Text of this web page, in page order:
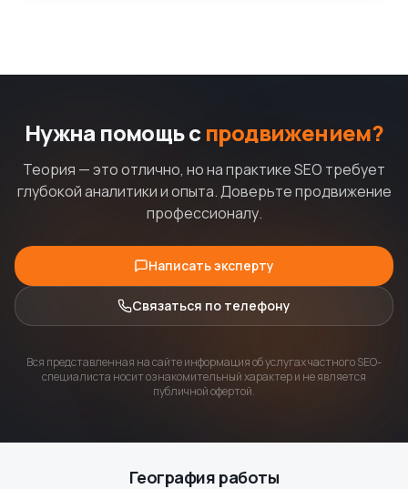
Нужна помощь с продвижением?
Теория — это отлично, но на практике SEO требует
глубокой аналитики и опыта. Доверьте продвижение
профессионалу.
Написать эксперту
Связаться по телефону
Вся представленная на сайте информация об услугах частного SEO-
специалиста носит ознакомительный характер и не является
публичной офертой.
География работы